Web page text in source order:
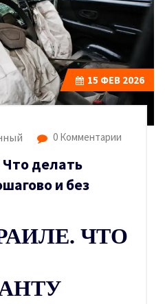
15 ФЕВ 2026
0 Комментарии
делать
и без
ЧТО